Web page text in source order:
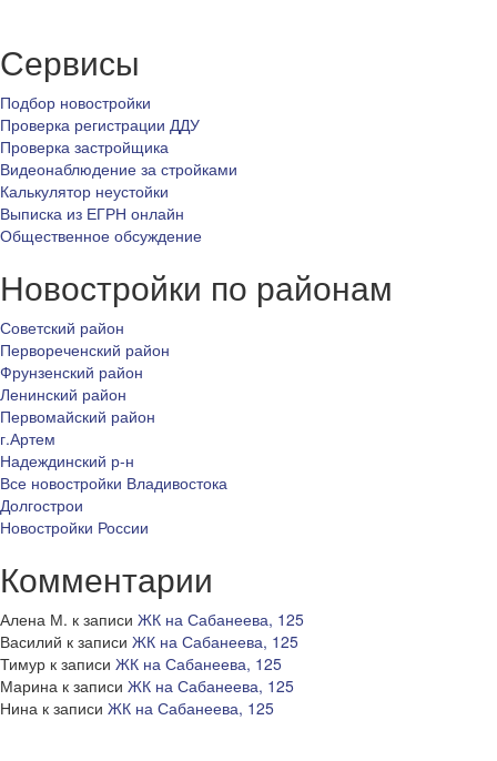
Сервисы
Подбор новостройки
Проверка регистрации ДДУ
Проверка застройщика
Видеонаблюдение за стройками
Калькулятор неустойки
Выписка из ЕГРН онлайн
Общественное обсуждение
Новостройки по районам
Советский район
Первореченский район
Фрунзенский район
Ленинский район
Первомайский район
г.Артем
Надеждинский р-н
Все новостройки Владивостока
Долгострои
Новостройки России
Комментарии
Алена М. к записи ЖК на Сабанеева, 125
Василий к записи ЖК на Сабанеева, 125
Тимур к записи ЖК на Сабанеева, 125
Марина к записи ЖК на Сабанеева, 125
Нина к записи ЖК на Сабанеева, 125